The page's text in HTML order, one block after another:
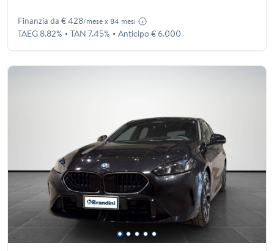
Finanzia da € 428/mese x 84 mesi
TAEG 8.82% TAN 7.45% Anticipo € 6.000